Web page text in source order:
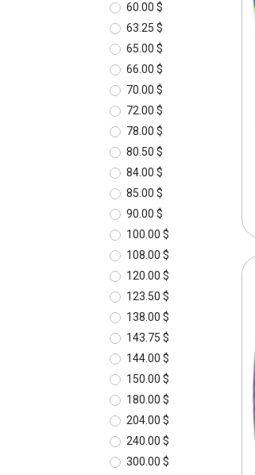
60.00 $
63.25 $
65.00 $
66.00 $
70.00 $
72.00 $
78.00 $
80.50 $
84.00 $
85.00 $
90.00 $
100.00 $
108.00 $
120.00 $
123.50 $
138.00 $
143.75 $
144.00 $
150.00 $
180.00 $
204.00 $
240.00 $
300.00 $